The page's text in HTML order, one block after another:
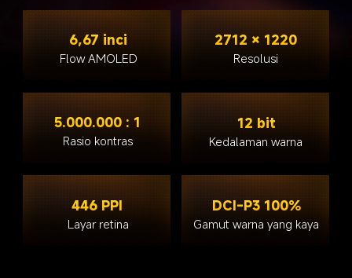
6,67 inci
Flow AMOLED
2712 × 1220
Resolusi
5.000.000 : 1
Rasio kontras
12 bit
Kedalaman warna
446 PPI
Layar retina
DCI-P3 100%
Gamut warna yang kaya